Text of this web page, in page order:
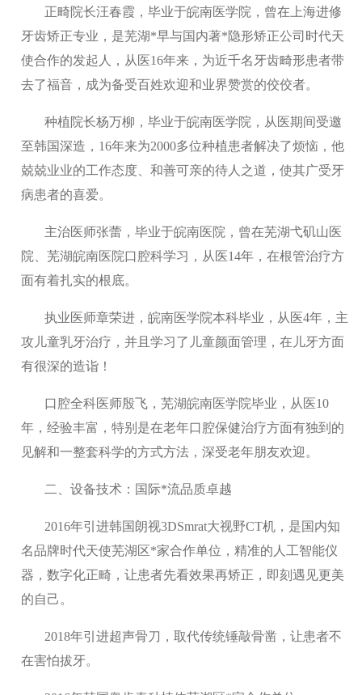
正畸院长汪春霞，毕业于皖南医学院，曾在上海进修
牙齿矫正专业，是芜湖*早与国内著*隐形矫正公司时代天
使合作的发起人，从医16年来，为近千名牙齿畸形患者带
去了福音，成为备受百姓欢迎和业界赞赏的佼佼者。
种植院长杨万柳，毕业于皖南医学院，从医期间受邀
至韩国深造，16年来为2000多位种植患者解决了烦恼，他
兢兢业业的工作态度、和善可亲的待人之道，使其广受牙
病患者的喜爱。
主治医师张蕾，毕业于皖南医院，曾在芜湖弋矶山医
院、芜湖皖南医院口腔科学习，从医14年，在根管治疗方
面有着扎实的根底。
执业医师章荣进，皖南医学院本科毕业，从医4年，主
攻儿童乳牙治疗，并且学习了儿童颜面管理，在儿牙方面
有很深的造诣！
口腔全科医师殷飞，芜湖皖南医学院毕业，从医10
年，经验丰富，特别是在老年口腔保健治疗方面有独到的
见解和一整套科学的方式方法，深受老年朋友欢迎。
二、设备技术：国际*流品质卓越
2016年引进韩国朗视3DSmrat大视野CT机，是国内知
名品牌时代天使芜湖区*家合作单位，精准的人工智能仪
器，数字化正畸，让患者先看效果再矫正，即刻遇见更美
的自己。
2018年引进超声骨刀，取代传统锤敲骨凿，让患者不
在害怕拔牙。